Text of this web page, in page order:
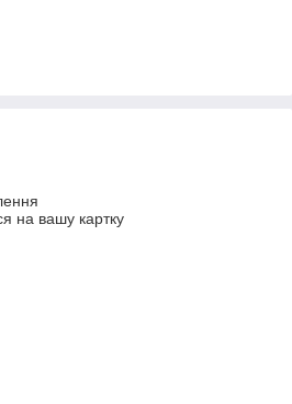
на вашу картку